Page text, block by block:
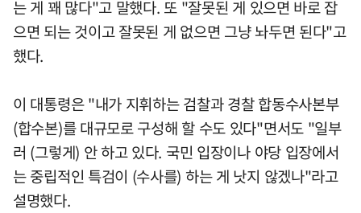
는 게 꽤 많다"고 말했다. 또 "잘못된 게 있으면 바로 잡
으면 되는 것이고 잘못된 게 없으면 그냥 놔두면 된다"고
했다.
이 대통령은 "내가 지휘하는 검찰과 경찰 합동수사본부
(합수본)를 대규모로 구성해 할 수도 있다"면서도 "일부
러 (그렇게) 안 하고 있다. 국민 입장이나 야당 입장에서
는 중립적인 특검이 (수사를) 하는 게 낫지 않겠나"라고
설명했다.